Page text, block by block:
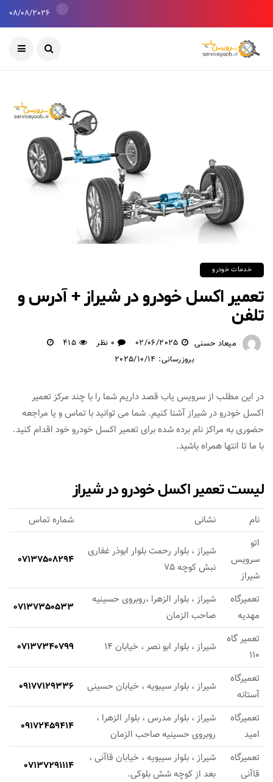
08/08/2026
خدمات خودرو
تعمیر اکسل خودرو در شیراز + آدرس و
تلفن
میعاد حسنی 02/06/2025 0 نظر
415
بروزرسانی: 2025/10/14
در این مطلب از سرویس یاب قصد داریم شما را با چند مرکز تعمیر
اکسل خودرو در شیراز آشنا کنیم. شما می توانید با تماس و یا مراجعه
حضوری به مراکز نام برده شده برای تعمیر اکسل خودرو خود اقدام کنید.
با ما تا انتها همراه باشید.
لیست تعمیر اکسل خودرو در شیراز
نام نشانی
شماره تماس
اتو
سرویس
شیراز
شیراز ، بلوار رحمت بلوار ابوذر غفاری
نبش کوچه 75
07137508294
تعمیرگاه
مهدیه
شیراز ، بلوار الزهرا ،روبروی حسینیه
صاحب الزمان
07137350533
تعمیر گاه
110
شیراز ، بلوار ابو نصر ، خیابان 14 07137340799
تعمیرگاه
آستانه
شیراز ، بلوار سیبویه ، خیابان حسینی 09177129336
تعمیرگاه
امید
شیراز ، بلوار مدرس ، بلوار الزهرا ،
روبروی حسینیه صاحب الزمان
09172459414
تعمیرگاه
قاآنی
شیراز ، بلوار سیبویه ، خیابان قاآنی ،
بعد از کوچه شش بلوکی.
07137291114